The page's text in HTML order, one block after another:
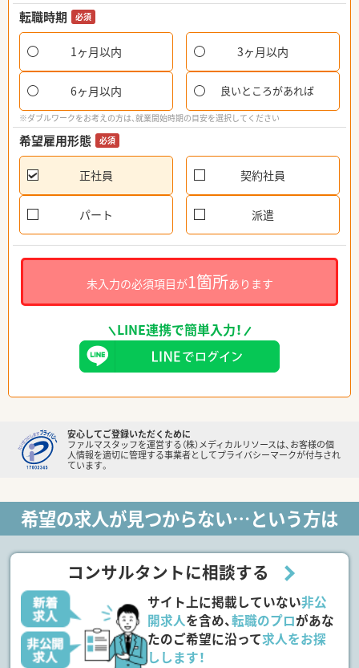
転職時期 必須
1ヶ月以内 3ヶ月以内
6ヶ月以内 良いところがあれば
※ダブルワークをお考えの方は、就業開始時期の目安を選択してください
希望雇用形態 必須
正社員 契約社員
パート 派遣
未入力の必須項目が1箇所あります
LINE連携で簡単入力！
安心してご登録いただくために
ファルマスタッフを運営する（株）メディカルリソースは、お客様の個
人情報を適切に管理する事業者としてプライバシーマークが付与され
ています。
希望の求人が見つからない…という方は
コンサルタントに相談する
サイト上に掲載していない非公
開求人を含め、転職のプロがあな
たのご希望に沿って求人をお探
しします！